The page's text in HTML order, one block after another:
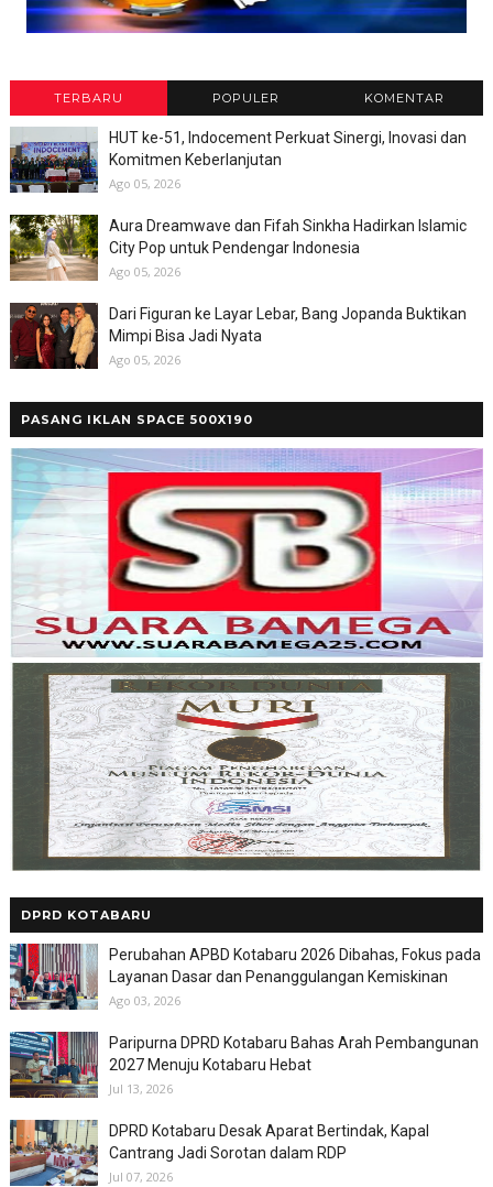
TERBARU POPULER KOMENTAR
HUT ke-51, Indocement Perkuat Sinergi, Inovasi dan
Komitmen Keberlanjutan
Ago 05, 2026
Aura Dreamwave dan Fifah Sinkha Hadirkan Islamic
City Pop untuk Pendengar Indonesia
Ago 05, 2026
Dari Figuran ke Layar Lebar, Bang Jopanda Buktikan
Mimpi Bisa Jadi Nyata
Ago 05, 2026
PASANG IKLAN SPACE 500X190
DPRD KOTABARU
Perubahan APBD Kotabaru 2026 Dibahas, Fokus pada
Layanan Dasar dan Penanggulangan Kemiskinan
Ago 03, 2026
Paripurna DPRD Kotabaru Bahas Arah Pembangunan
2027 Menuju Kotabaru Hebat
Jul 13, 2026
DPRD Kotabaru Desak Aparat Bertindak, Kapal
Cantrang Jadi Sorotan dalam RDP
Jul 07, 2026